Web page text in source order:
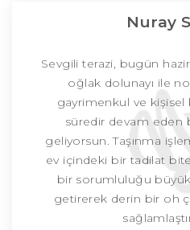
Nuray
Sevgili terazi, bugün
oğlak dolunayı ile
gayrimenkul ve
süredir devam eden
geliyorsun. Taşınma
ev içindeki bir tadilat
bir sorumluluğu
getirerek derin bir oh